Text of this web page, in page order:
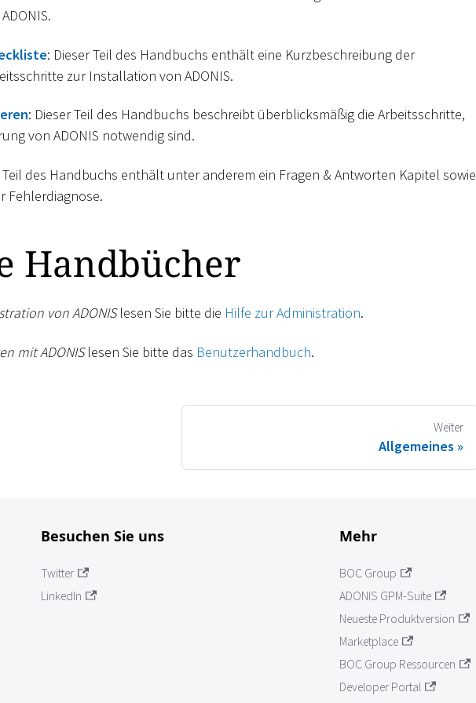
: Dieser Teil des Handbuchs enthält eine Kurzbeschreibung der
zur Installation von ADONIS.
: Dieser Teil des Handbuchs beschreibt überblicksmäßig die Arbeitsschritte,
von ADONIS notwendig sind.
Teil des Handbuchs enthält unter anderem ein Fragen & Antworten Kapitel sowie
Fehlerdiagnose.
Handbücher
von ADONISlesen Sie bitte die Hilfe zur Administration.
mit ADONISlesen Sie bitte das Benutzerhandbuch.
Weiter
Allgemeines
Besuchen Sie uns
Twitter
LinkedIn
Mehr
BOC Group
ADONIS GPM-Suite
Neueste Produktversion
Marketplace
BOC Group Ressourcen
Developer Portal